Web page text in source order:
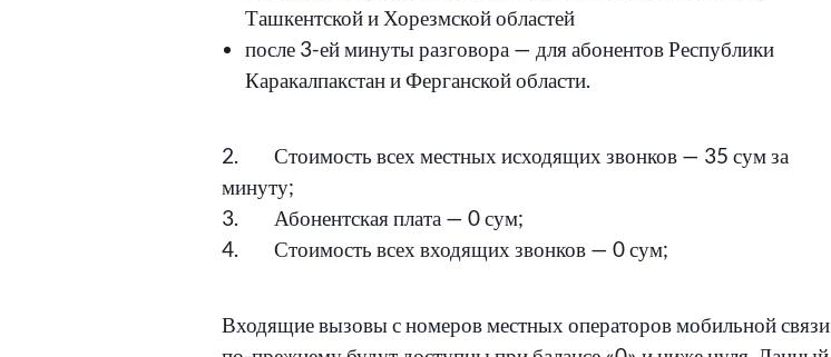
Ташкентской и Хорезмской областей
после 3-ей минуты разговора — для абонентов Республики
Каракалпакстан и Ферганской области.
2. Стоимость всех местных исходящих звонков — 35 сум за
минуту;
3. Абонентская плата — 0 сум;
4. Стоимость всех входящих звонков — 0 сум;
Входящие вызовы с номеров местных операторов мобильной связи